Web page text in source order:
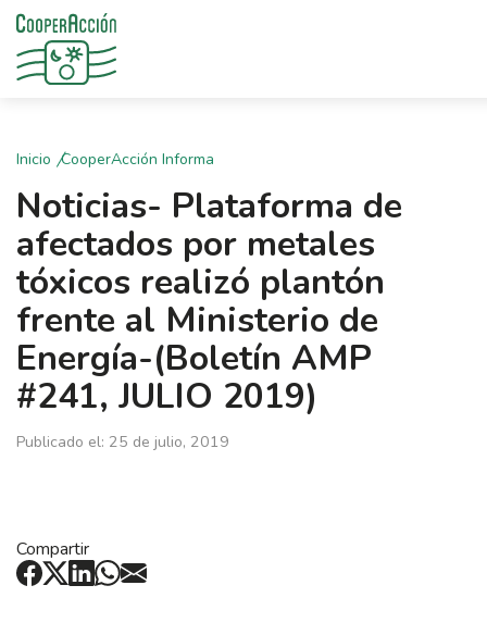
Inicio CooperAcción Informa
Noticias- Plataforma de
afectados por metales
tóxicos realizó plantón
frente al Ministerio de
Energía-(Boletín AMP
#241, JULIO 2019)
Publicado el: 25 de julio, 2019
Compartir